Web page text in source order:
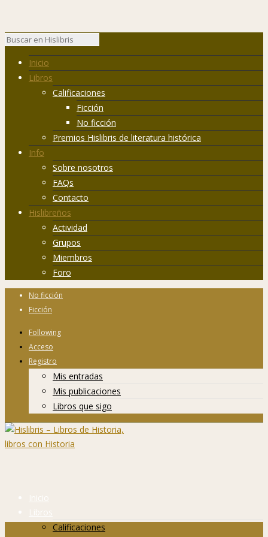
Inicio
Libros
Calificaciones
Ficción
No ficción
Premios Hislibris de literatura histórica
Info
Sobre nosotros
FAQs
Contacto
Hislibreños
Actividad
Grupos
Miembros
Foro
No ficción
Ficción
Following
Acceso
Registro
Mis entradas
Mis publicaciones
Libros que sigo
Inicio
Libros
Calificaciones